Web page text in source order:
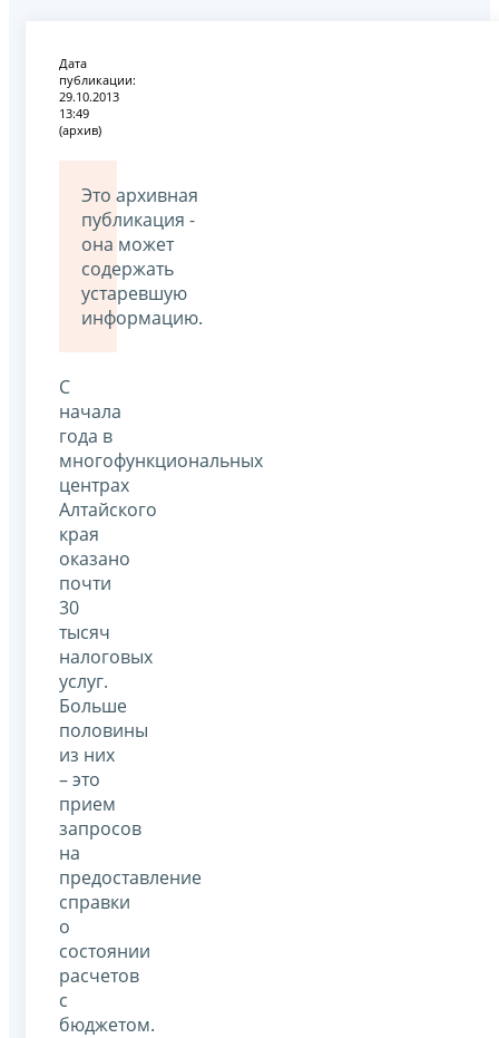
Дата
публикации:
29.10.2013
13:49
(архив)
Это архивная
публикация -
она может
содержать
устаревшую
информацию.
С
начала
года в
многофункциональных
центрах
Алтайского
края
оказано
почти
30
тысяч
налоговых
услуг.
Больше
половины
из них
– это
прием
запросов
на
предоставление
справки
о
состоянии
расчетов
с
бюджетом.